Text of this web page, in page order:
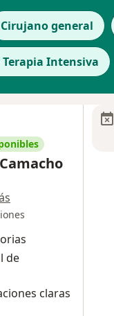
Cirujano general
Intensiva
de
claras